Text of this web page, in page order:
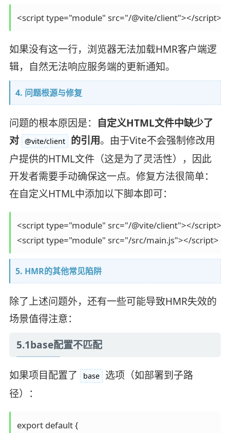
如果没有这一行，浏览器无法加载HMR客户端逻
辑，自然无法响应服务端的更新通知。
4. 问题根源与修复
问题的根本原因是：
自定义HTML文件中缺少了
对 @vite/client 的引用。由于Vite不会强制修改用
户提供的HTML文件（这是为了灵活性），因此
开发者需要手动确保这一点。修复方法很简单：
在自定义HTML中添加以下脚本即可：
<script type="module" src="/@vite/client"></script>
5. HMR的其他常见陷阱
除了上述问题外，还有一些可能导致HMR失效的
场景值得注意：
5.1base配置不匹配
如果项目配置了 base
选项（如部署到子路
径）：
export default {